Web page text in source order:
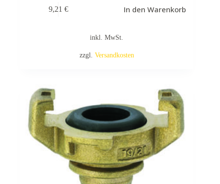
9,21 € In den Warenkorb
inkl. MwSt.
zzgl. Versandkosten